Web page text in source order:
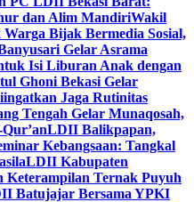
dan Alim MandiriWakil
Bijak Bermedia Sosial,
Gelar Asrama
Isi Liburan Anak dengan
Ghoni Bekasi Gelar
Jaga Rutinitas
Tengah Gelar Munaqosah,
LDII Balikpapan,
Kebangsaan: Tangkal
LDII Kabupaten
Keterampilan Ternak Puyuh
Batujajar Bersama YPKI